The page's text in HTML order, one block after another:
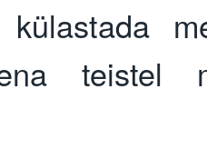
teistel